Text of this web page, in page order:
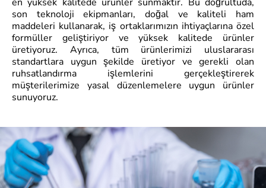
son teknoloji ekipmanları, doğal ve kaliteli ham
maddeleri kullanarak, iş ortaklarımızın ihtiyaçlarına özel
formüller geliştiriyor ve yüksek kalitede ürünler
üretiyoruz. Ayrıca, tüm ürünlerimizi uluslararası
standartlara uygun şekilde üretiyor ve gerekli olan
ruhsatlandırma işlemlerini gerçekleştirerek
müşterilerimize yasal düzenlemelere uygun ürünler
sunuyoruz.